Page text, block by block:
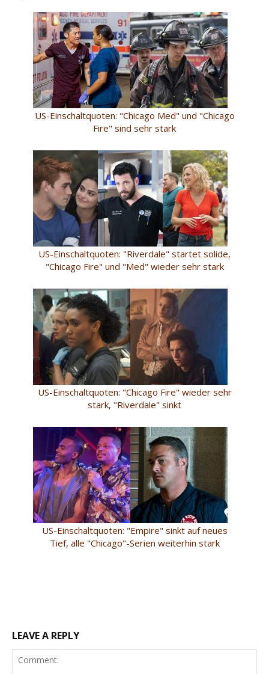
US-Einschaltquoten: "Chicago Med" und "Chicago
Fire" sind sehr stark
US-Einschaltquoten: "Riverdale" startet solide,
"Chicago Fire" und "Med" wieder sehr stark
US-Einschaltquoten: "Chicago Fire" wieder sehr
stark, "Riverdale" sinkt
US-Einschaltquoten: "Empire" sinkt auf neues
Tief, alle "Chicago"-Serien weiterhin stark
LEAVE A REPLY